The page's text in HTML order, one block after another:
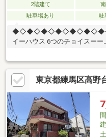
2階建て
駐車場あり
駐
イーハウス 6つのチョイスーー
「石神井公園」駅まで徒歩16
造・品質の信頼性が高く、大
のLDKは陽当たり・通風良好で
開放すれば、さらに広々空間
月リフォーム。新規交換：キ
台、トイレその他：全室クロ
えなど(6)内覧のご予約はお電
東京都練馬区高野